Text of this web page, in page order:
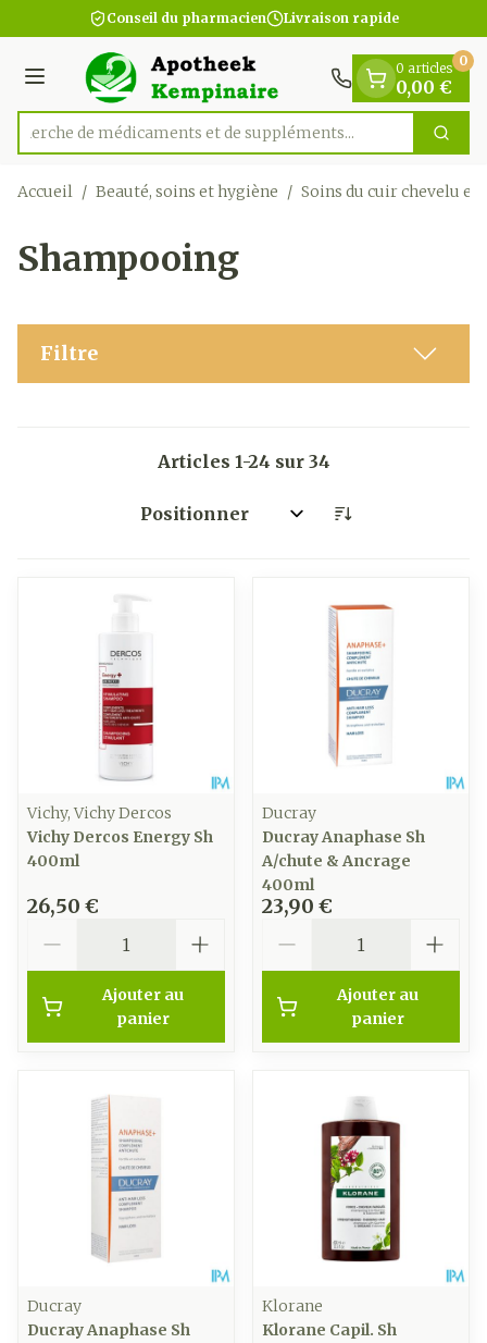
Aller au contenu
1 de 1
Conseil du pharmacien Livraison rapide
Menu
Rechercher
Recherche de médicaments et de s
0 articles
0,00 €
0
Accueil / Beauté, soins et hygiène / Soins du cuir chevelu et
Shampooing
Filtre
Articles 1-24 sur 34
Trier par:
Vichy, Vichy Dercos
Vichy Dercos Energy Sh
400ml
26,50 €
Ajouter au
panier
Ducray
Ducray Anaphase Sh
A/chute & Ancrage
400ml
23,90 €
Ajouter au
panier
Ducray
Ducray Anaphase Sh
Klorane
Klorane Capil. Sh